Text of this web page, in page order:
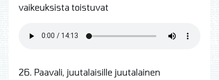
vaikeuksista toistuvat
26. Paavali, juutalaisille juutalainen